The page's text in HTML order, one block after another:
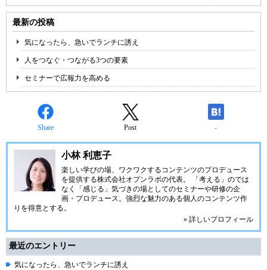
最新の投稿
気になったら、急いでランチに誘え
人をつなぐ・つながる3つの要素
セミナーで広報力を高める
Share Post -
小林 利恵子
楽しい学びの場、ワクワクするコンテンツのプロデュース
を提供する株式会社オプンラボの代表。 「考える」のでは
なく「感じる」気づきの場としてのセミナーや研修の企
画・プロデュース。強烈な魅力のある個人のコンテンツ作
りを得意とする。
» 詳しいプロフィール
最近のエントリー
気になったら、急いでランチに誘え